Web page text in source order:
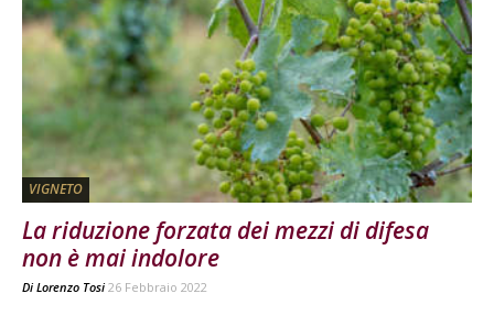
VIGNETO
La riduzione forzata dei mezzi di difesa
non è mai indolore
Di Lorenzo Tosi 26 Febbraio 2022